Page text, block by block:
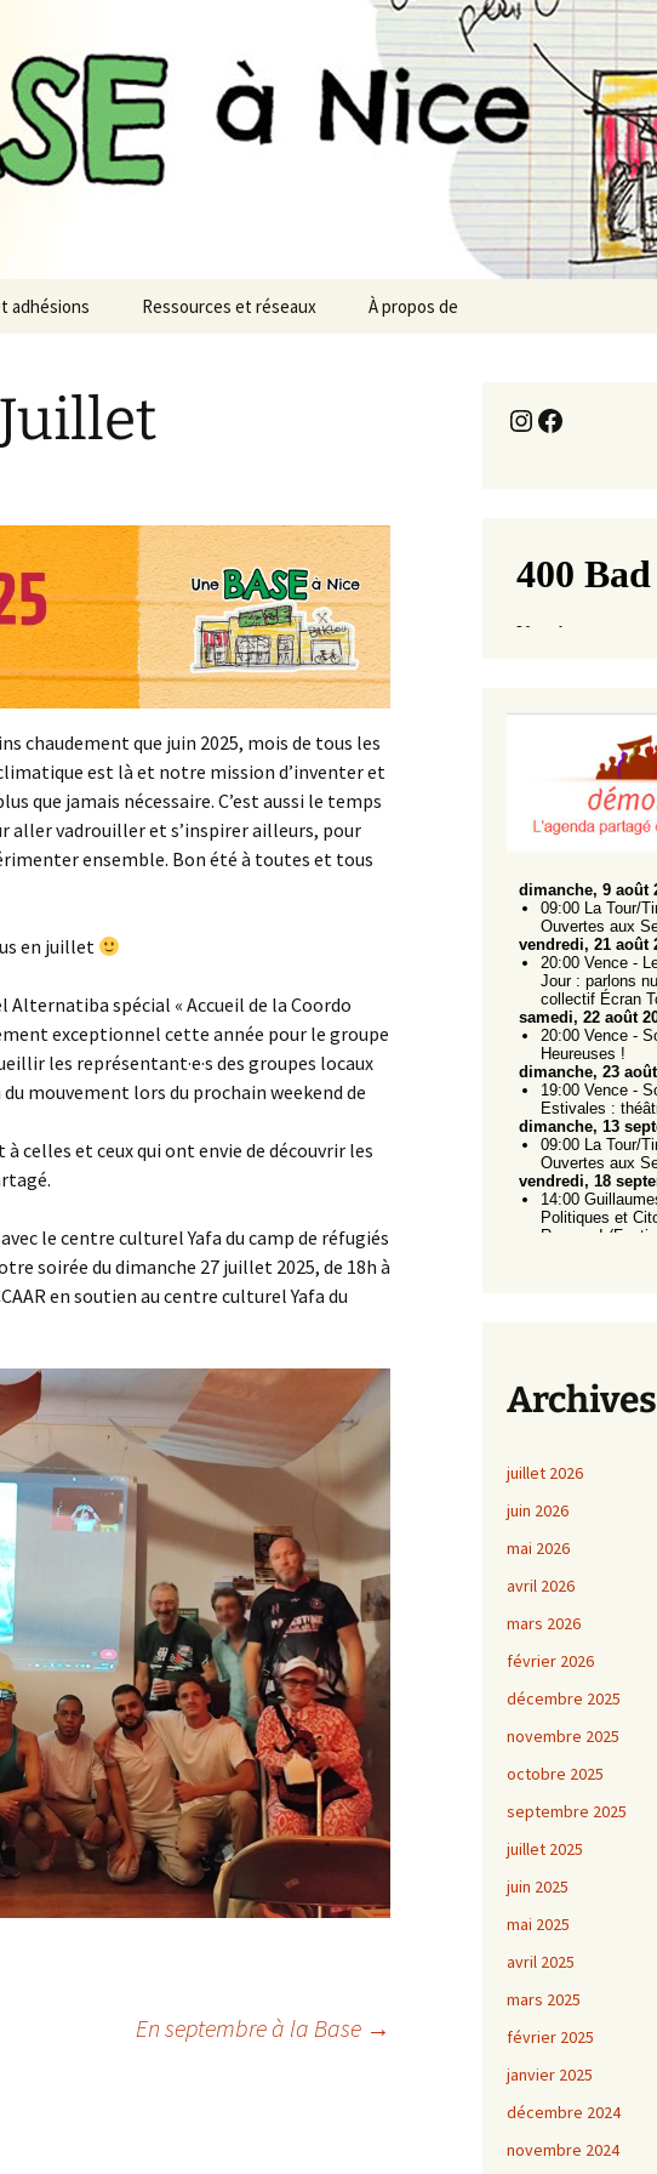
adhésions Ressources et réseaux À propos de
chaudement que juin 2025, mois de tous les
est là et notre mission d’inventer et
que jamais nécessaire. C’est aussi le temps
aller vadrouiller et s’inspirer ailleurs, pour
ensemble. Bon été à toutes et tous
en juillet
Alternatiba spécial « Accueil de la Coordo
exceptionnel cette année pour le groupe
les représentant·e·s des groupes locaux
mouvement lors du prochain weekend de
celles et ceux qui ont envie de découvrir les
le centre culturel Yafa du camp de réfugiés
soirée du dimanche 27 juillet 2025, de 18h à
en soutien au centre culturel Yafa du
En septembre à la Base →
Instagram
Facebook
Archives
juillet 2026
juin 2026
mai 2026
avril 2026
mars 2026
février 2026
décembre 2025
novembre 2025
octobre 2025
septembre 2025
juillet 2025
juin 2025
mai 2025
avril 2025
mars 2025
février 2025
janvier 2025
décembre 2024
novembre 2024